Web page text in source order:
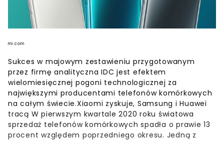
mi.com
Sukces w majowym zestawieniu przygotowanym
przez firmę analityczna IDC jest efektem
wielomiesięcznej pogoni technologicznej za
największymi producentami telefonów komórkowych
na całym świecie.Xiaomi zyskuje, Samsung i Huawei
tracą W pierwszym kwartale 2020 roku światowa
sprzedaż telefonów komórkowych spadła o prawie 13
procent względem poprzedniego okresu. Jedną z